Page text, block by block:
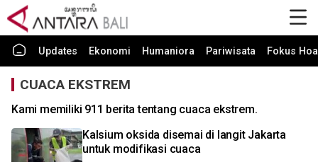
Updates Ekonomi Humaniora Pariwisata Fokus
CUACA EKSTREM
Kami memiliki 911 berita tentang cuaca ekstrem.
Kalsium oksida disemai di langit Jakarta
untuk modifikasi cuaca